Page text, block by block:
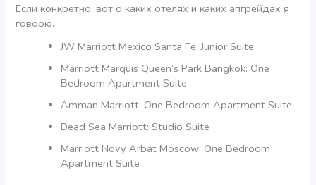
Если конкретно, вот о каких отелях и каких апгрейдах я
говорю.
JW Marriott Mexico Santa Fe: Junior Suite
Marriott Marquis Queen’s Park Bangkok: One
Bedroom Apartment Suite
Amman Marriott: One Bedroom Apartment Suite
Dead Sea Marriott: Studio Suite
Marriott Novy Arbat Moscow: One Bedroom
Apartment Suite